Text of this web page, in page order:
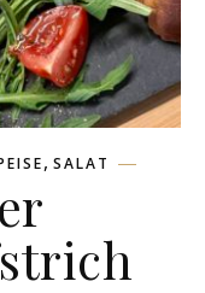
, SALAT